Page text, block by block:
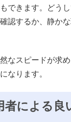
できます。どう
認するか、静か
なスピードが求
なります。
者による良